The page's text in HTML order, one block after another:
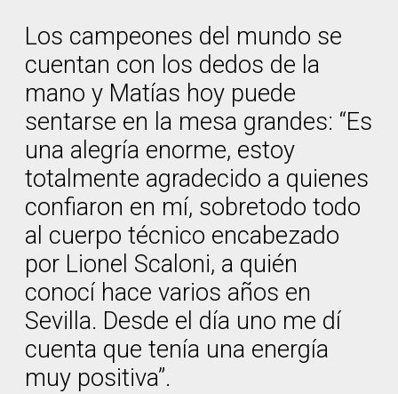
Los campeones del mundo se
cuentan con los dedos de la
mano y Matías hoy puede
sentarse en la mesa grandes: “Es
una alegría enorme, estoy
totalmente agradecido a quienes
confiaron en mí, sobretodo todo
al cuerpo técnico encabezado
por Lionel Scaloni, a quién
conocí hace varios años en
Sevilla. Desde el día uno me dí
cuenta que tenía una energía
muy positiva”.